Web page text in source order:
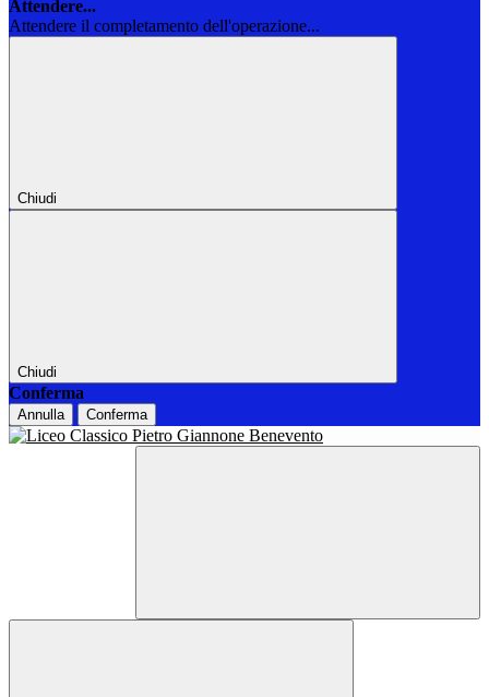
Attendere...
Attendere il completamento dell'operazione...
Chiudi
Chiudi
Conferma
Annulla Conferma